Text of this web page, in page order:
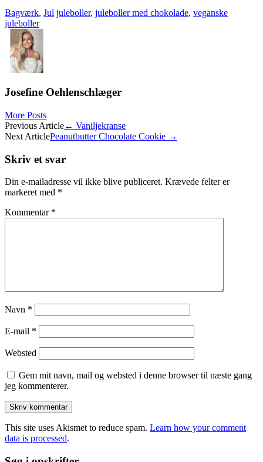
Bagværk, Jul juleboller, juleboller med chokolade, veganske
juleboller
Josefine Oehlenschlæger
More Posts
Post
navigation
Previous Article← Vaniljekranse
Next ArticlePeanutbutter Chocolate Cookie →
Skriv et svar
Din e-mailadresse vil ikke blive publiceret. Krævede felter er
markeret med *
Kommentar *
Navn *
E-mail *
Websted
Gem mit navn, mail og websted i denne browser til næste gang
jeg kommenterer.
This site uses Akismet to reduce spam. Learn how your comment
data is processed.